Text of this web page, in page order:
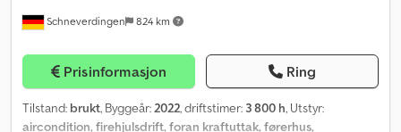
Schneverdingen 824 km
Prisinformasjon Ring
Tilstand: brukt, Byggeår:2022, driftstimer: 3 800 h, Utstyr:
aircondition, firehjulsdrift, foran kraftuttak, førerhus,